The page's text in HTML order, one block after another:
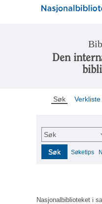
Den
Søk Verkliste
Søk
Søk Søketips
Nasjonalbiblioteket i